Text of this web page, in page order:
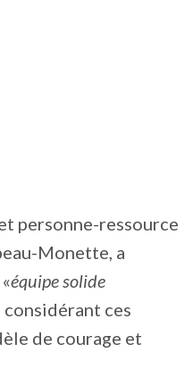
personne-ressource
Monette, a
équipe solide
considérant ces
de courage et